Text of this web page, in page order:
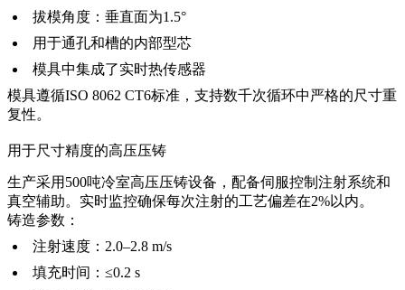
拔模角度：垂直面为1.5°
用于通孔和槽的内部型芯
模具中集成了实时热传感器
模具遵循ISO 8062 CT6标准，支持数千次循环中严格的尺寸重
复性。
用于尺寸精度的高压压铸
生产采用500吨冷室高压压铸设备，配备伺服控制注射系统和
真空辅助。实时监控确保每次注射的工艺偏差在2%以内。
铸造参数：
注射速度：2.0–2.8 m/s
填充时间：≤0.2 s